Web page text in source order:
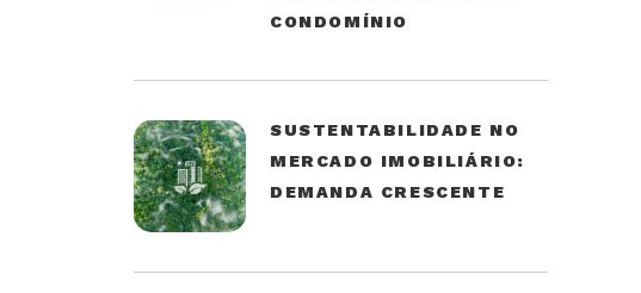
CONDOMÍNIO
SUSTENTABILIDADE NO
MERCADO IMOBILIÁRIO:
DEMANDA CRESCENTE